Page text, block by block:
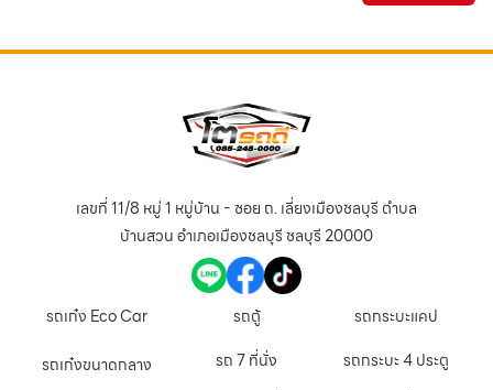
เลขที่ 11/8 หมู่ 1 หมู่บ้าน - ซอย ถ. เลี่ยงเมืองชลบุรี ตำบล
บ้านสวน อำเภอเมืองชลบุรี ชลบุรี 20000
รถเก๋ง Eco Car
รถเก๋งขนาดกลาง
รถตู้
รถ 7 ที่นั่ง
รถกระบะแคป
รถกระบะ 4 ประตู